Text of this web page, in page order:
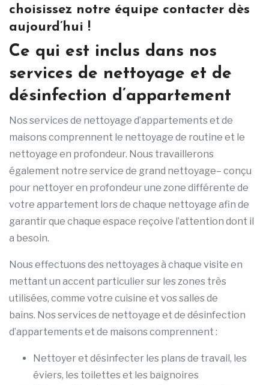
choisissez notre équipe contacter dès
aujourd’hui !
Ce qui est inclus dans nos
services de nettoyage et de
désinfection d’appartement
Nos services de nettoyage d’appartements et de
maisons comprennent le nettoyage de routine et le
nettoyage en profondeur. Nous travaillerons
également notre service de grand nettoyage– conçu
pour nettoyer en profondeur une zone différente de
votre appartement lors de chaque nettoyage afin de
garantir que chaque espace reçoive l’attention dont il
a besoin.
Nous effectuons des nettoyages à chaque visite en
mettant un accent particulier sur les zones très
utilisées, comme votre cuisine et vos salles de
bains. Nos services de nettoyage et de désinfection
d’appartements et de maisons comprennent :
Nettoyer et désinfecter les plans de travail, les
éviers, les toilettes et les baignoires